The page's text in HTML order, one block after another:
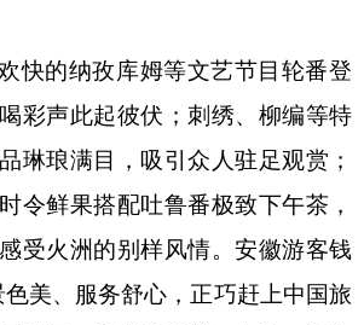
快的纳孜库姆等文艺节目轮番登
彩声此起彼伏；刺绣、柳编等特
琳琅满目，吸引众人驻足观赏；
令鲜果搭配吐鲁番极致下午茶，
受火洲的别样风情。安徽游客钱
色美、服务舒心，正巧赶上中国旅